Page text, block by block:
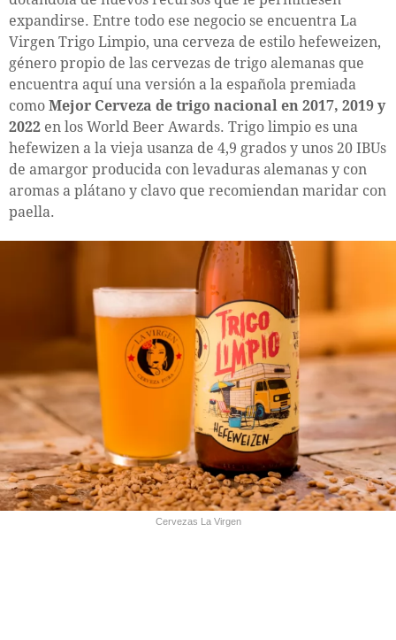
expandirse. Entre todo ese negocio se encuentra La
Virgen Trigo Limpio, una cerveza de estilo hefeweizen,
género propio de las cervezas de trigo alemanas que
encuentra aquí una versión a la española premiada
como Mejor Cerveza de trigo nacional en 2017, 2019 y
2022 en los World Beer Awards. Trigo limpio es una
hefewizen a la vieja usanza de 4,9 grados y unos 20 IBUs
de amargor producida con levaduras alemanas y con
aromas a plátano y clavo que recomiendan maridar con
paella.
Cervezas La Virgen